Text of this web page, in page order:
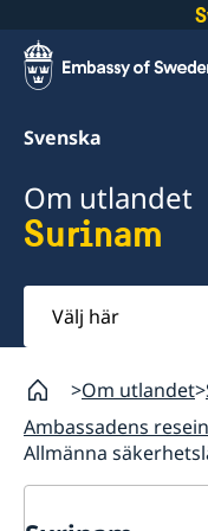
Svenska
Om utlandet
Surinam
Välj
här
Om utlandet
Ambassadens
Allmänna